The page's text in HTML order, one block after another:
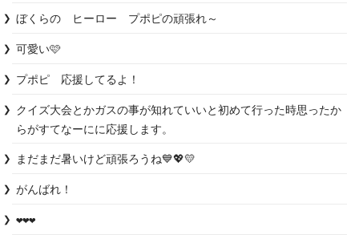
ぼくらの　ヒーロー　プポピの頑張れ～
可愛い🩷
プポピ　応援してるよ！
クイズ大会とかガスの事が知れていいと初めて行った時思ったか
らがすてなーにに応援します。
まだまだ暑いけど頑張ろうね💙💖💛
がんばれ！
❤️❤️❤️